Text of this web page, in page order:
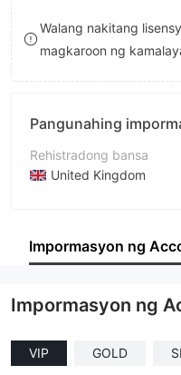
8
9
7
8
Walang nakitang
magkaroon ng
Pangunahing
Rehistradong bansa
United Kingdom
Kumpanya
Impormasyon ng
Impormasyon ng
VIP GOLD